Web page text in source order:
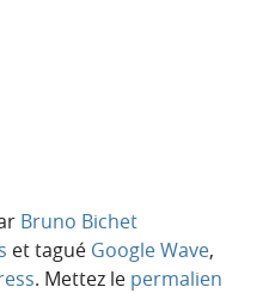
Bruno Bichet
et tagué Google Wave,
. Mettez le permalien